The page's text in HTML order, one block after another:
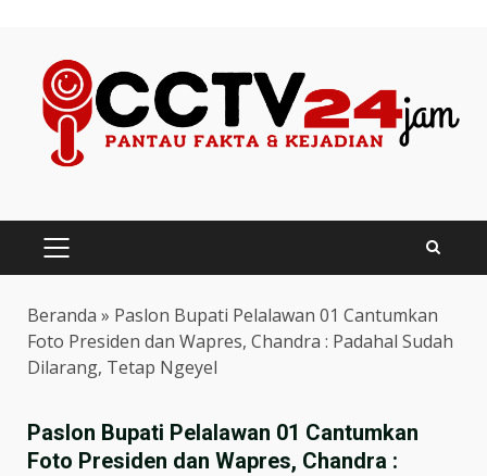
content
PRIMARY
MENU
Beranda » Paslon Bupati Pelalawan 01 Cantumkan
Foto Presiden dan Wapres, Chandra : Padahal Sudah
Dilarang, Tetap Ngeyel
Paslon Bupati Pelalawan 01 Cantumkan
Foto Presiden dan Wapres, Chandra :